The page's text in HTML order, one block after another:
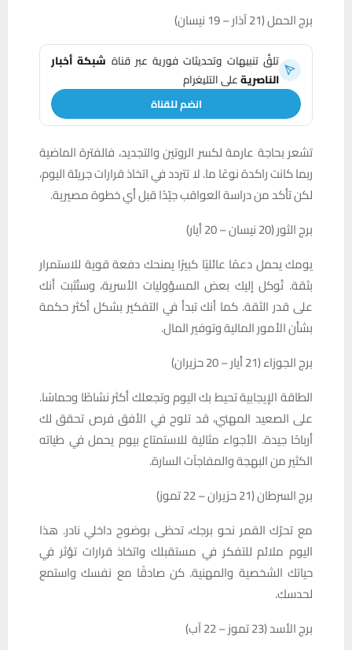
برج الحمل (21 آذار – 19 نيسان)
تلقَّ تنبيهات وتحديثات فورية عبر قناة شبكة أخبار
الناصريةعلى التليغرام
انضم للقناة
تشعر بحاجة عارمة لكسر الروتين والتجديد، فالفترة الماضية
ربما كانت راكدة نوعًا ما. لا تتردد في اتخاذ قرارات جريئة اليوم،
لكن تأكد من دراسة العواقب جيّدًا قبل أي خطوة مصيرية.
برج الثور (20 نيسان – 20 أيار)
يومك يحمل دعمًا عائليًا كبيرًا يمنحك دفعة قوية للاستمرار
بثقة. تُوكل إليك بعض المسؤوليات الأسرية، وستُثبت أنك
على قدر الثقة. كما أنك تبدأ في التفكير بشكل أكثر حكمة
بشأن الأمور المالية وتوفير المال.
برج الجوزاء (21 أيار – 20 حزيران)
الطاقة الإيجابية تحيط بك اليوم وتجعلك أكثر نشاطًا وحماسًا.
على الصعيد المهني، قد تلوح في الأفق فرص تحقق لك
أرباحًا جيدة. الأجواء مثالية للاستمتاع بيوم يحمل في طياته
الكثير من البهجة والمفاجآت السارة.
برج السرطان (21 حزيران – 22 تموز)
مع تحرّك القمر نحو برجك، تحظى بوضوح داخلي نادر. هذا
اليوم ملائم للتفكر في مستقبلك واتخاذ قرارات تؤثر في
حياتك الشخصية والمهنية. كن صادقًا مع نفسك واستمع
لحدسك.
برج الأسد (23 تموز – 22 آب)